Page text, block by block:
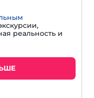
реальность и